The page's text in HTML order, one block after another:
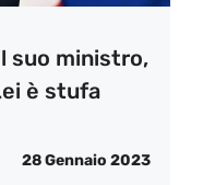
suo ministro,
è stufa
28 Gennaio 2023